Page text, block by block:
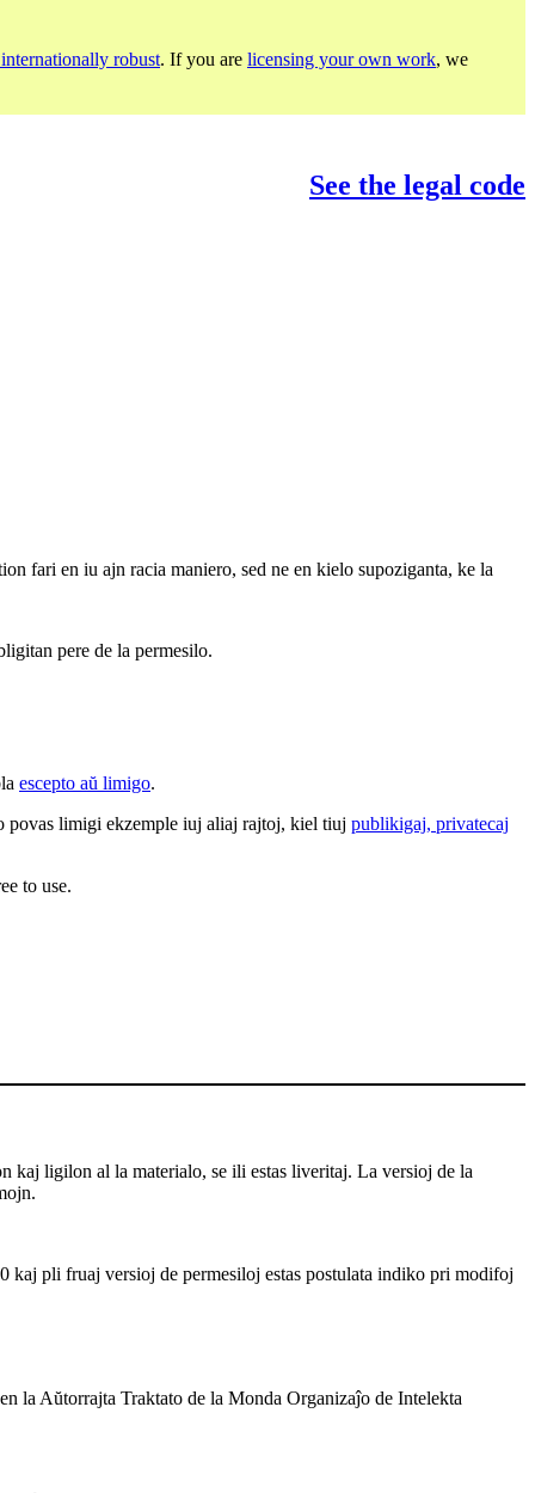
robust. If you are licensing your own work, we
See the legal code
fari en iu ajn racia maniero, sed ne en kielo supoziganta, ke la
pere de la permesilo.
escepto aŭ limigo.
povas limigi ekzemple iuj aliaj rajtoj, kiel tiuj publikigaj, privatecaj
to use.
ligilon al la materialo, se ili estas liveritaj. La versioj de la
pli fruaj versioj de permesiloj estas postulata indiko pri modifoj
la Aŭtorrajta Traktato de la Monda Organizaĵo de Intelekta